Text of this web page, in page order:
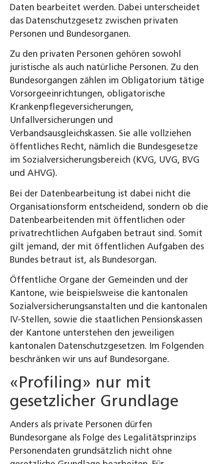
Daten bearbeitet werden. Dabei unterscheidet
das Datenschutzgesetz zwischen privaten
Personen und Bundesorganen.
Zu den privaten Personen gehören sowohl
juristische als auch natürliche Personen. Zu den
Bundesorgangen zählen im Obligatorium tätige
Vorsorgeeinrichtungen, obligatorische
Krankenpflegeversicherungen,
Unfallversicherungen und
Verbandsausgleichskassen. Sie alle vollziehen
öffentliches Recht, nämlich die Bundesgesetze
im Sozialversicherungsbereich (KVG, UVG, BVG
und AHVG).
Bei der Datenbearbeitung ist dabei nicht die
Organisationsform entscheidend, sondern ob die
Datenbearbeitenden mit öffentlichen oder
privatrechtlichen Aufgaben betraut sind. Somit
gilt jemand, der mit öffentlichen Aufgaben des
Bundes betraut ist, als Bundesorgan.
Öffentliche Organe der Gemeinden und der
Kantone, wie beispielsweise die kantonalen
Sozialversicherungsanstalten und die kantonalen
IV-Stellen, sowie die staatlichen Pensionskassen
der Kantone unterstehen den jeweiligen
kantonalen Datenschutzgesetzen. Im Folgenden
beschränken wir uns auf Bundesorgane.
«Profiling» nur mit
gesetzlicher Grundlage
Anders als private Personen dürfen
Bundesorgane als Folge des Legalitätsprinzips
Personendaten grundsätzlich nicht ohne